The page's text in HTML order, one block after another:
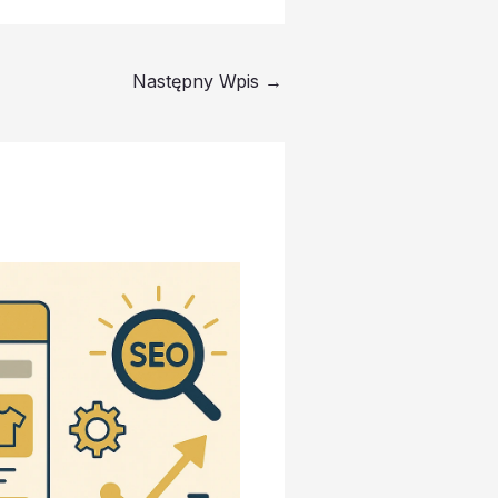
Następny Wpis →